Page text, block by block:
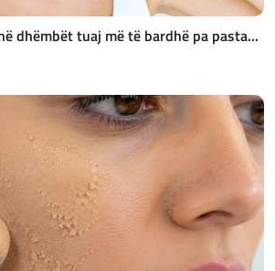
dhëmbët tuaj më të bardhë pa pasta...